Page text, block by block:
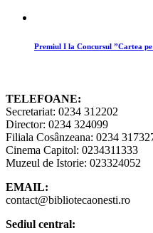
Premiul I la Concursul ”Cartea pe
TELEFOANE:
Secretariat: 0234 312202
Director: 0234 324099
Filiala Cosânzeana: 0234
Cinema Capitol: 0234311333
Muzeul de Istorie: 023324052
EMAIL:
contact@bibliotecaonesti.ro
Sediul central: